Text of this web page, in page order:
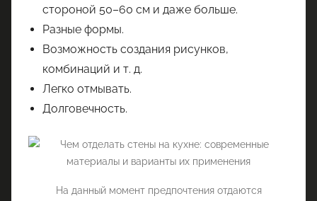
стороной 50–60 см и даже больше.
Разные формы.
Возможность создания рисунков,
комбинаций и т. д.
Легко отмывать.
Долговечность.
На данный момент предпочтения отдаются